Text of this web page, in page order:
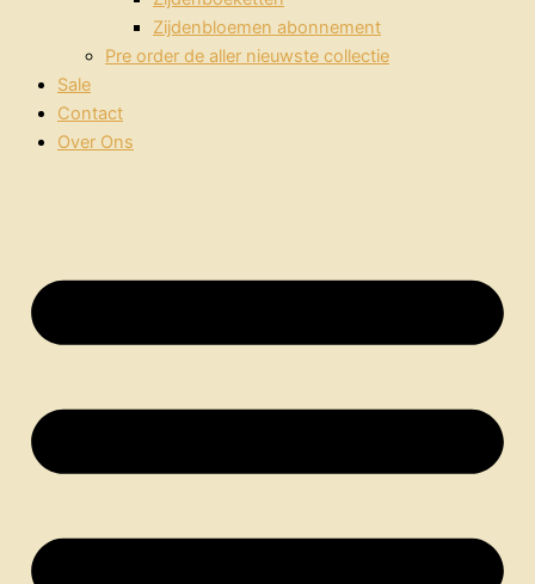
Zijdenbloemen abonnement
Pre order de aller nieuwste collectie
Sale
Contact
Over Ons